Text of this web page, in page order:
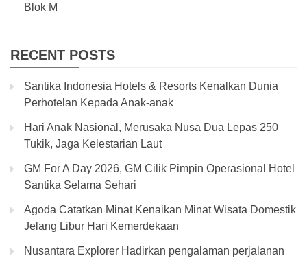
Blok M
RECENT POSTS
Santika Indonesia Hotels & Resorts Kenalkan Dunia
Perhotelan Kepada Anak-anak
Hari Anak Nasional, Merusaka Nusa Dua Lepas 250
Tukik, Jaga Kelestarian Laut
GM For A Day 2026, GM Cilik Pimpin Operasional Hotel
Santika Selama Sehari
Agoda Catatkan Minat Kenaikan Minat Wisata Domestik
Jelang Libur Hari Kemerdekaan
Nusantara Explorer Hadirkan pengalaman perjalanan